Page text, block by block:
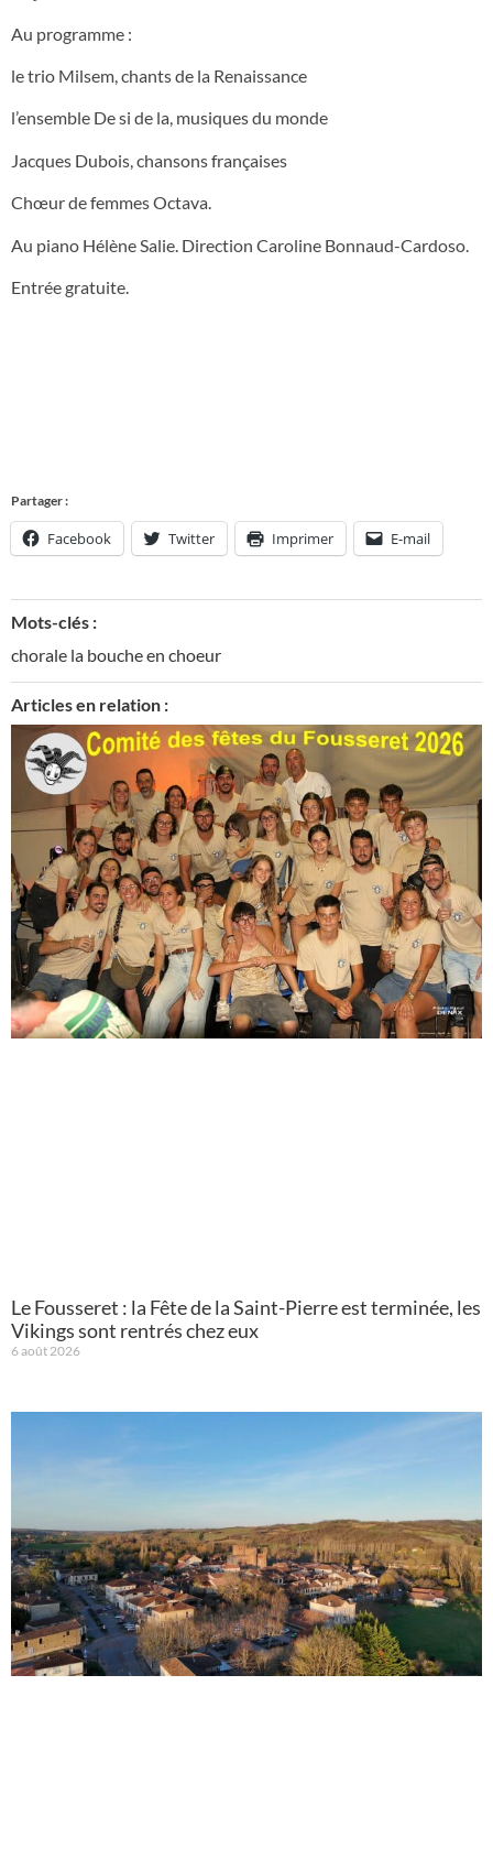
Au programme :
le trio Milsem, chants de la Renaissance
l’ensemble De si de la, musiques du monde
Jacques Dubois, chansons françaises
Chœur de femmes Octava.
Au piano Hélène Salie. Direction Caroline Bonnaud-Cardoso.
Entrée gratuite.
Partager :
Facebook Twitter Imprimer E-mail
Mots-clés :
chorale la bouche en choeur
Articles en relation :
Le Fousseret : la Fête de la Saint-Pierre est terminée, les
Vikings sont rentrés chez eux
6 août 2026